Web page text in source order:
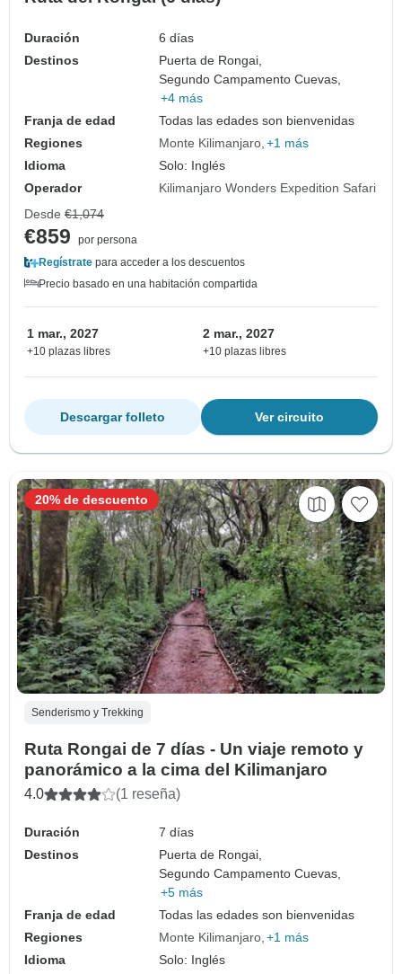
Duración
6 días
Destinos
Puerta de Rongai,
Segundo Campamento Cuevas,
+4 más
Franja de edad
Todas las edades son bienvenidas
Regiones
Monte Kilimanjaro +1 más
Idioma
Solo: Inglés
Operador
Kilimanjaro Wonders Expedition Safari
Desde €1,074
€859
por persona
Regístrate para acceder a los descuentos
Precio basado en una habitación compartida
1 mar., 2027
+10 plazas libres
2 mar., 2027
+10 plazas libres
Ver circuito
Descargar folleto
Senderismo y Trekking
Ruta Rongai de 7 días - Un viaje remoto y
panorámico a la cima del Kilimanjaro
4.0 (1 reseña)
Duración
7 días
Destinos
Puerta de Rongai,
Segundo Campamento Cuevas,
+5 más
Franja de edad
Todas las edades son bienvenidas
Regiones
Monte Kilimanjaro +1 más
Idioma
Solo: Inglés
20% de descuento